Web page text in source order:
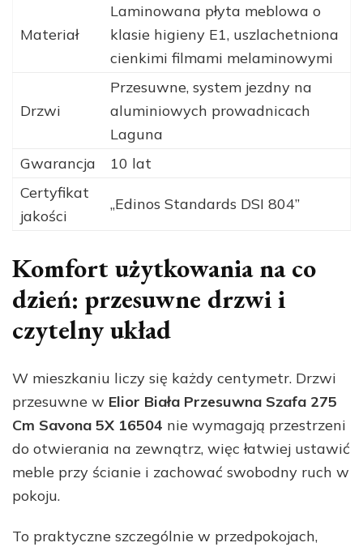
Materiał
Laminowana płyta meblowa o
klasie higieny E1, uszlachetniona
cienkimi filmami melaminowymi
Drzwi
Przesuwne, system jezdny na
aluminiowych prowadnicach
Laguna
Gwarancja
10 lat
Certyfikat
jakości
„Edinos Standards DSI 804”
Komfort użytkowania na co
dzień: przesuwne drzwi i
czytelny układ
W mieszkaniu liczy się każdy centymetr. Drzwi
przesuwne w Elior Biała Przesuwna Szafa 275
Cm Savona 5X 16504 nie wymagają przestrzeni
do otwierania na zewnątrz, więc łatwiej ustawić
meble przy ścianie i zachować swobodny ruch w
pokoju.
To praktyczne szczególnie w przedpokojach,